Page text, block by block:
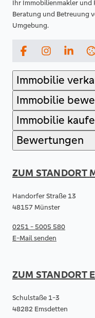
Ihr Immobilienmakler und
Beratung und Betreuung
Umgebung.
FacebookInstagramLinkedIn
Immobilie
Immobilie
Immobilie
Bewertungen
ZUM STANDORT
Handorfer Straße 13
48157 Münster
0251 - 5005 580
E-Mail senden
ZUM STANDORT
Schulstaße 1-3
48282 Emsdetten